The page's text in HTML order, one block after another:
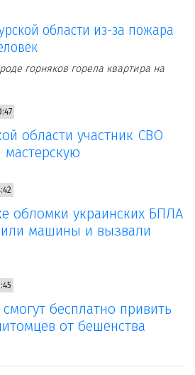
области из-за пожара
горняков горела квартира на
области участник СВО
обломки украинских БПЛА
машины и вызвали
бесплатно привить
от бешенства